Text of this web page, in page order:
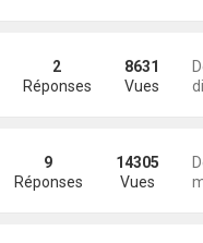
2
Réponses
8631
Vues
9
Réponses
14305
Vues